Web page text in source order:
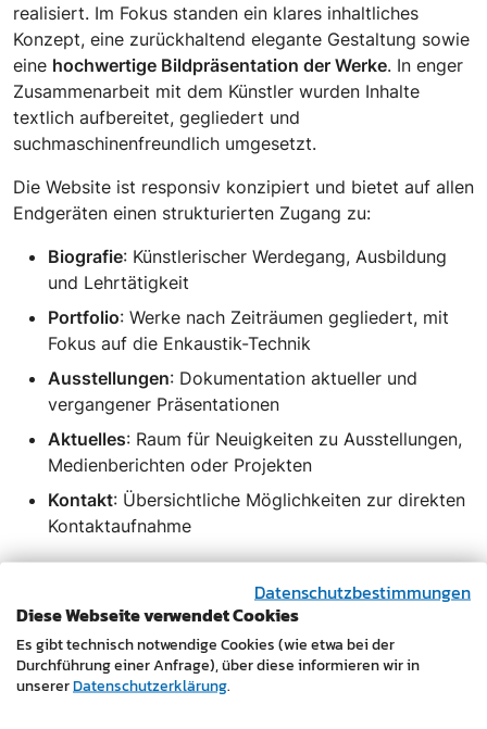
realisiert. Im Fokus standen ein klares inhaltliches
Konzept, eine zurückhaltend elegante Gestaltung sowie
eine hochwertige Bildpräsentation der Werke. In enger
Zusammenarbeit mit dem Künstler wurden Inhalte
textlich aufbereitet, gegliedert und
suchmaschinenfreundlich umgesetzt.
Die Website ist responsiv konzipiert und bietet auf allen
Endgeräten einen strukturierten Zugang zu:
Biografie: Künstlerischer Werdegang, Ausbildung
und Lehrtätigkeit
Portfolio: Werke nach Zeiträumen gegliedert, mit
Fokus auf die Enkaustik-Technik
Ausstellungen: Dokumentation aktueller und
vergangener Präsentationen
Aktuelles: Raum für Neuigkeiten zu Ausstellungen,
Medienberichten oder Projekten
Kontakt: Übersichtliche Möglichkeiten zur direkten
Kontaktaufnahme
Orientierung für Sammler:innen, Medien oder
Inhaltstiefe mitbedacht.
Technische Umsetzung & Mehrwert:
Datenschutzbestimmungen
Diese Webseite verwendet Cookies
Es gibt technisch notwendige Cookies (wie etwa bei der
Durchführung einer Anfrage), über diese informieren wir in
unsererDatenschutzerklärung.